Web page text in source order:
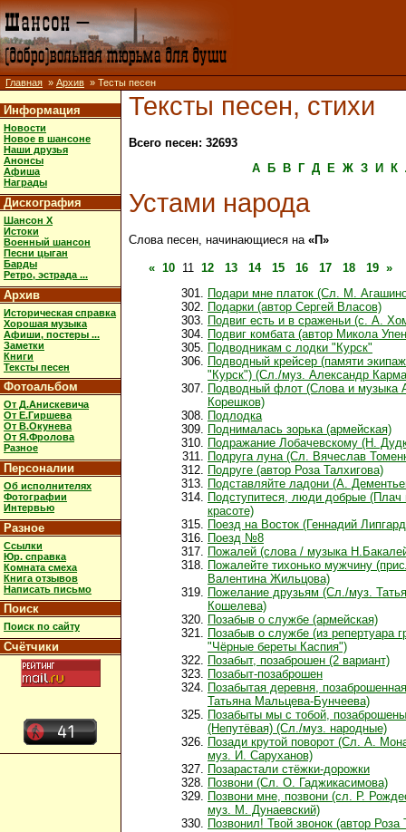
Главная » Архив » Тесты песен
Информация
Новости
Новое в шансоне
Наши друзья
Анонсы
Афиша
Награды
Дискография
Шансон X
Истоки
Военный шансон
Песни цыган
Барды
Ретро, эстрада ...
Архив
Историческая справка
Хорошая музыка
Афиши, постеры ...
Заметки
Книги
Тексты песен
Фотоальбом
От Д.Анискевича
От Е.Гиршева
От В.Окунева
От Я.Фролова
Разное
Персоналии
Об исполнителях
Фотографии
Интервью
Разное
Ссылки
Юр. справка
Комната смеха
Книга отзывов
Написать письмо
Поиск
Поиск по сайту
Счётчики
Тексты песен, стихи
Всего песен: 32693
А
Б В Г Д Е Ж З И К
Устами народа
Слова песен, начинающиеся на «П»
« 10 11 12 13 14 15 16 17 18 19 »
Подари мне платок (Сл. М.
Подарки (автор Сергей Власов)
Подвиг есть и в сраженьи (с. А.
Подвиг комбата (автор Микола
Подводникам с лодки "Курск"
Подводный крейсер (памяти
"Курск") (Сл./муз. Александр
Подводный флот (Слова и музыка
Корешков)
Подлодка
Поднималась зорька (армейская)
Подражание Лобачевскому (Н.
Подруга луна (Сл. Вячеслав
Подруге (автор Роза Талхигова)
Подставляйте ладони (А.
Подступитеся, люди добрые (Плач
красоте)
Поезд на Восток (Геннадий
Поезд №8
Пожалей (слова / музыка
Пожалейте тихонько мужчину
Валентина Жильцова)
Пожелание друзьям (Сл./муз.
Кошелева)
Позабыв о службе (армейская)
Позабыв о службе (из репертуара
"Чёрные береты Каспия")
Позабыт, позаброшен (2 вариант)
Позабыт-позаброшен
Позабытая деревня,
Татьяна Мальцева-Бунчеева)
Позабыты мы с тобой,
(Непутёвая) (Сл./муз. народные)
Позади крутой поворот (Сл. А.
муз. И. Саруханов)
Позарастали стёжки-дорожки
Позвони (Сл. О. Гаджикасимова)
Позвони мне, позвони (сл. Р.
муз. М. Дунаевский)
Позвонил! Твой звонок (автор Роза